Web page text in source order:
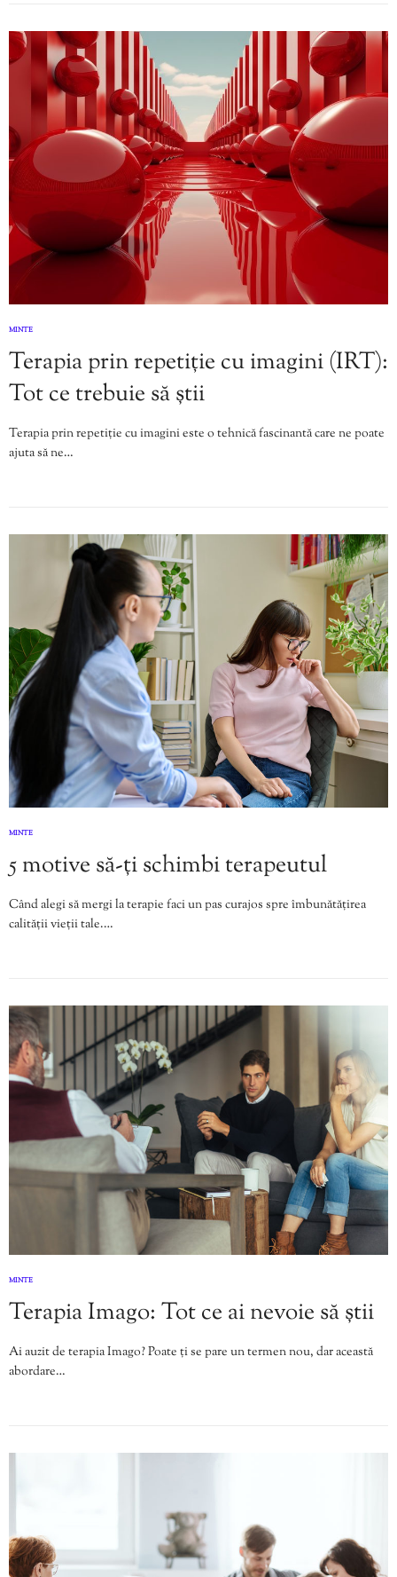
MINTE
Terapia prin repetiție cu imagini (IRT):
Tot ce trebuie să știi
Terapia prin repetiție cu imagini este o tehnică fascinantă care ne poate
ajuta să ne…
MINTE
5 motive să-ți schimbi terapeutul
Când alegi să mergi la terapie faci un pas curajos spre îmbunătățirea
calității vieții tale.…
MINTE
Terapia Imago: Tot ce ai nevoie să știi
Ai auzit de terapia Imago? Poate ți se pare un termen nou, dar această
abordare…